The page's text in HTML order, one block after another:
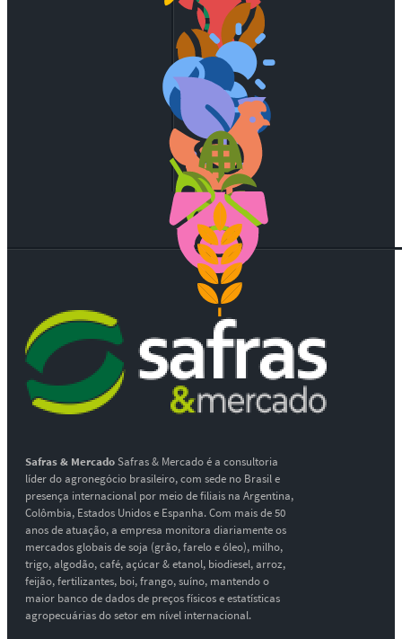
Safras & MercadoSafras & Mercado é a consultoria
líder do agronegócio brasileiro, com sede no Brasil e
presença internacional por meio de filiais na Argentina,
Colômbia, Estados Unidos e Espanha. Com mais de 50
anos de atuação, a empresa monitora diariamente os
mercados globais de soja (grão, farelo e óleo), milho,
trigo, algodão, café, açúcar & etanol, biodiesel, arroz,
feijão, fertilizantes, boi, frango, suíno, mantendo o
maior banco de dados de preços físicos e estatísticas
agropecuárias do setor em nível internacional.